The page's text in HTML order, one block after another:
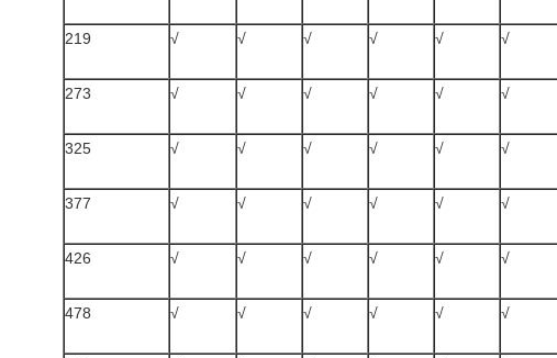
219 √ √ √ √ √ √
273 √ √ √ √ √ √
325 √ √ √ √ √ √
377 √ √ √ √ √ √
426 √ √ √ √ √ √
478 √ √ √ √ √ √